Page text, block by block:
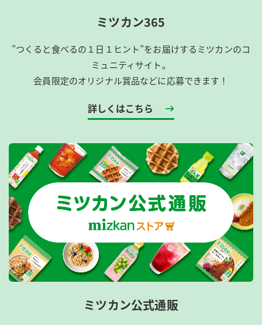
ミツカン365
”つくると食べるの１日１ヒント”をお届けするミツカンのコ
ミュニティサイト。
会員限定のオリジナル賞品などに応募できます！
詳しくはこちら
ミツカン公式通販